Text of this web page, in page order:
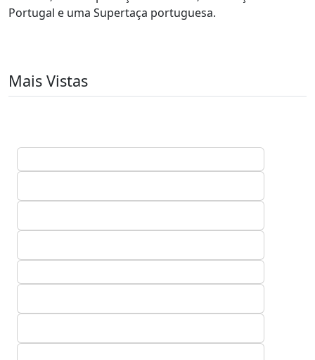
Portugal e uma Supertaça portuguesa.
Mais Vistas